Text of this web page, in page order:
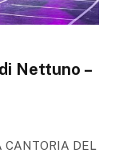
Nettuno –
CANTORIA DEL